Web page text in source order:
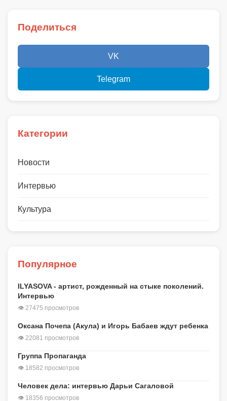
Поделиться
VK
Telegram
Категории
Новости
Интервью
Культура
Популярное
ILYASOVA - артист, рожденный на стыке поколений.
Интервью
👁 27475 просмотров
Оксана Почепа (Акула) и Игорь Бабаев ждут ребенка
👁 22081 просмотров
Группа Пропаганда
👁 18582 просмотров
Человек дела: интервью Дарьи Сагаловой
👁 18356 просмотров